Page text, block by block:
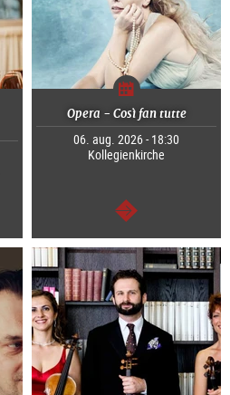
Opera - Così fan tutte
06. aug. 2026 - 18:30
Kollegienkirche
Tovább